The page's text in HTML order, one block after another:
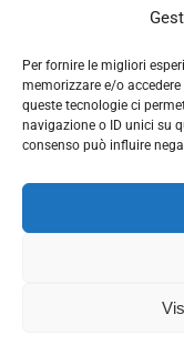
Per fornire le migliori
memorizzare e/o
queste tecnologie ci
navigazione o ID unici su
consenso può influire
Soggetto
Agenzia delle
Agenzia delle
M.I.S.E
Gli altri aiuti di Stato